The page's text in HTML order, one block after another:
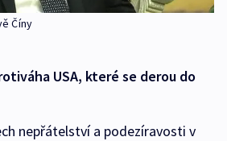
Číny
USA, které se derou do
nepřátelství a podezíravosti v